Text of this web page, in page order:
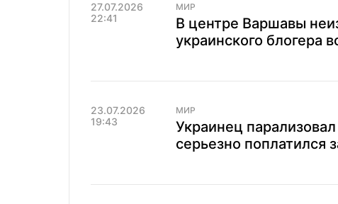
27.07.2026
22:41
МИР
В центре Варшавы
украинского блогера
23.07.2026
19:43
МИР
Украинец
серьезно поплатился